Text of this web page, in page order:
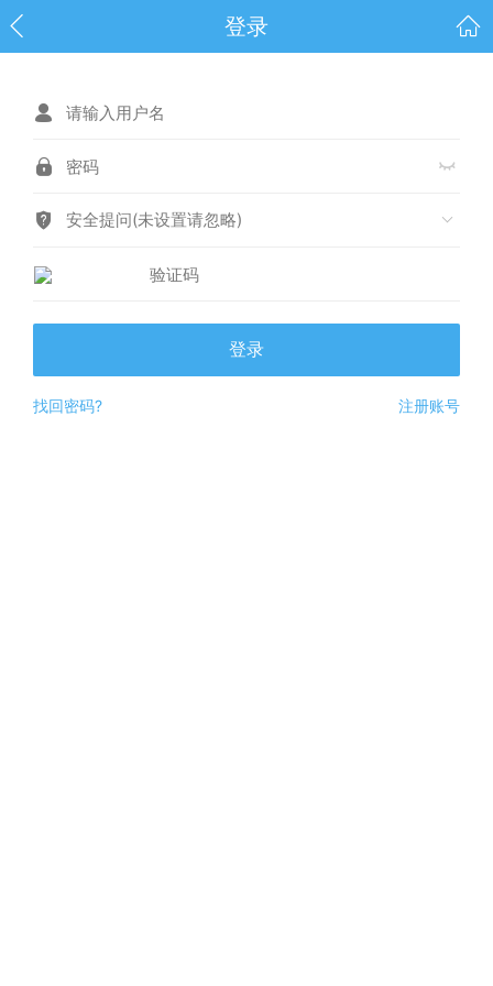
登录
安全提问(未设置请忽略)
登录
找回密码? 注册账号